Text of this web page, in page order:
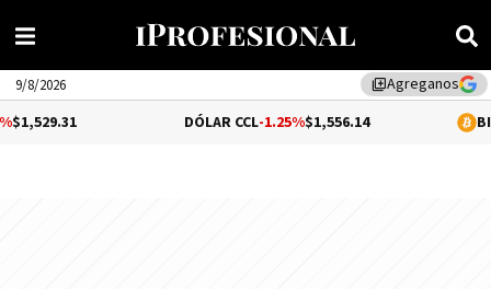
library_addAgreganos
9/8/2026
DÓLAR CCL-1.25%$1,556.14 BITCOIN